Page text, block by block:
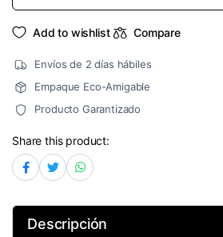
#18
1
LIBRA
POINTER
PNT-
RB18-
1N
quantity
Add to wishlist Compare
Envíos de 2 días hábiles
Empaque Eco-Amigable
Producto Garantizado
Share this product:
Descripción